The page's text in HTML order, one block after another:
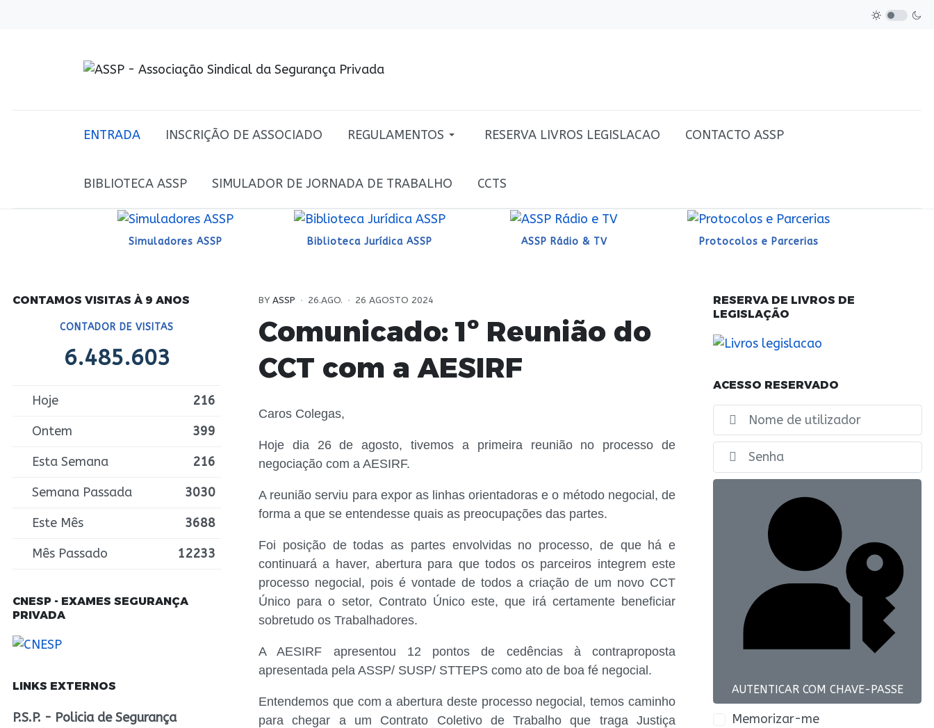
ENTRADA INSCRIÇÃO DE ASSOCIADO REGULAMENTOS RESERVA LIVROS LEGISLACAO CONTACTO ASSP
BIBLIOTECA ASSP SIMULADOR DE JORNADA DE TRABALHO CCTS
Simuladores ASSP Biblioteca Jurídica ASSP ASSP Rádio & TV Protocolos e Parcerias
BY ASSP 26.AGO. 26 AGOSTO 2024
Comunicado: 1º Reunião do
CCT com a AESIRF
Caros Colegas,
Hoje dia 26 de agosto, tivemos a primeira reunião no processo de
negociação com a AESIRF.
A reunião serviu para expor as linhas orientadoras e o método negocial, de
forma a que se entendesse quais as preocupações das partes.
Foi posição de todas as partes envolvidas no processo, de que há e
continuará a haver, abertura para que todos os parceiros integrem este
processo negocial, pois é vontade de todos a criação de um novo CCT
Único para o setor, Contrato Único este, que irá certamente beneficiar
sobretudo os Trabalhadores.
A AESIRF apresentou 12 pontos de cedências à contraproposta
apresentada pela ASSP/ SUSP/ STTEPS como ato de boa fé negocial.
Entendemos que com a abertura deste processo negocial, temos caminho
para chegar a um Contrato Coletivo de Trabalho que traga Justiça
CONTAMOS VISITAS À 9 ANOS
CONTADOR DE VISITAS
6.485.603
Hoje
216
Ontem
399
Esta Semana
216
Semana Passada
3030
Este Mês
3688
Mês Passado
12233
CNESP - EXAMES SEGURANÇA
PRIVADA
LINKS EXTERNOS
P.S.P. - Policia de Segurança
RESERVA DE LIVROS DE
LEGISLAÇÃO
ACESSO RESERVADO
AUTENTICAR COM CHAVE-PASSE
Memorizar-me